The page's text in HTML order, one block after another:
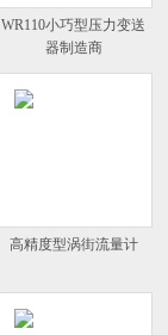
WR110小巧型压力变送
器制造商
高精度型涡街流量计